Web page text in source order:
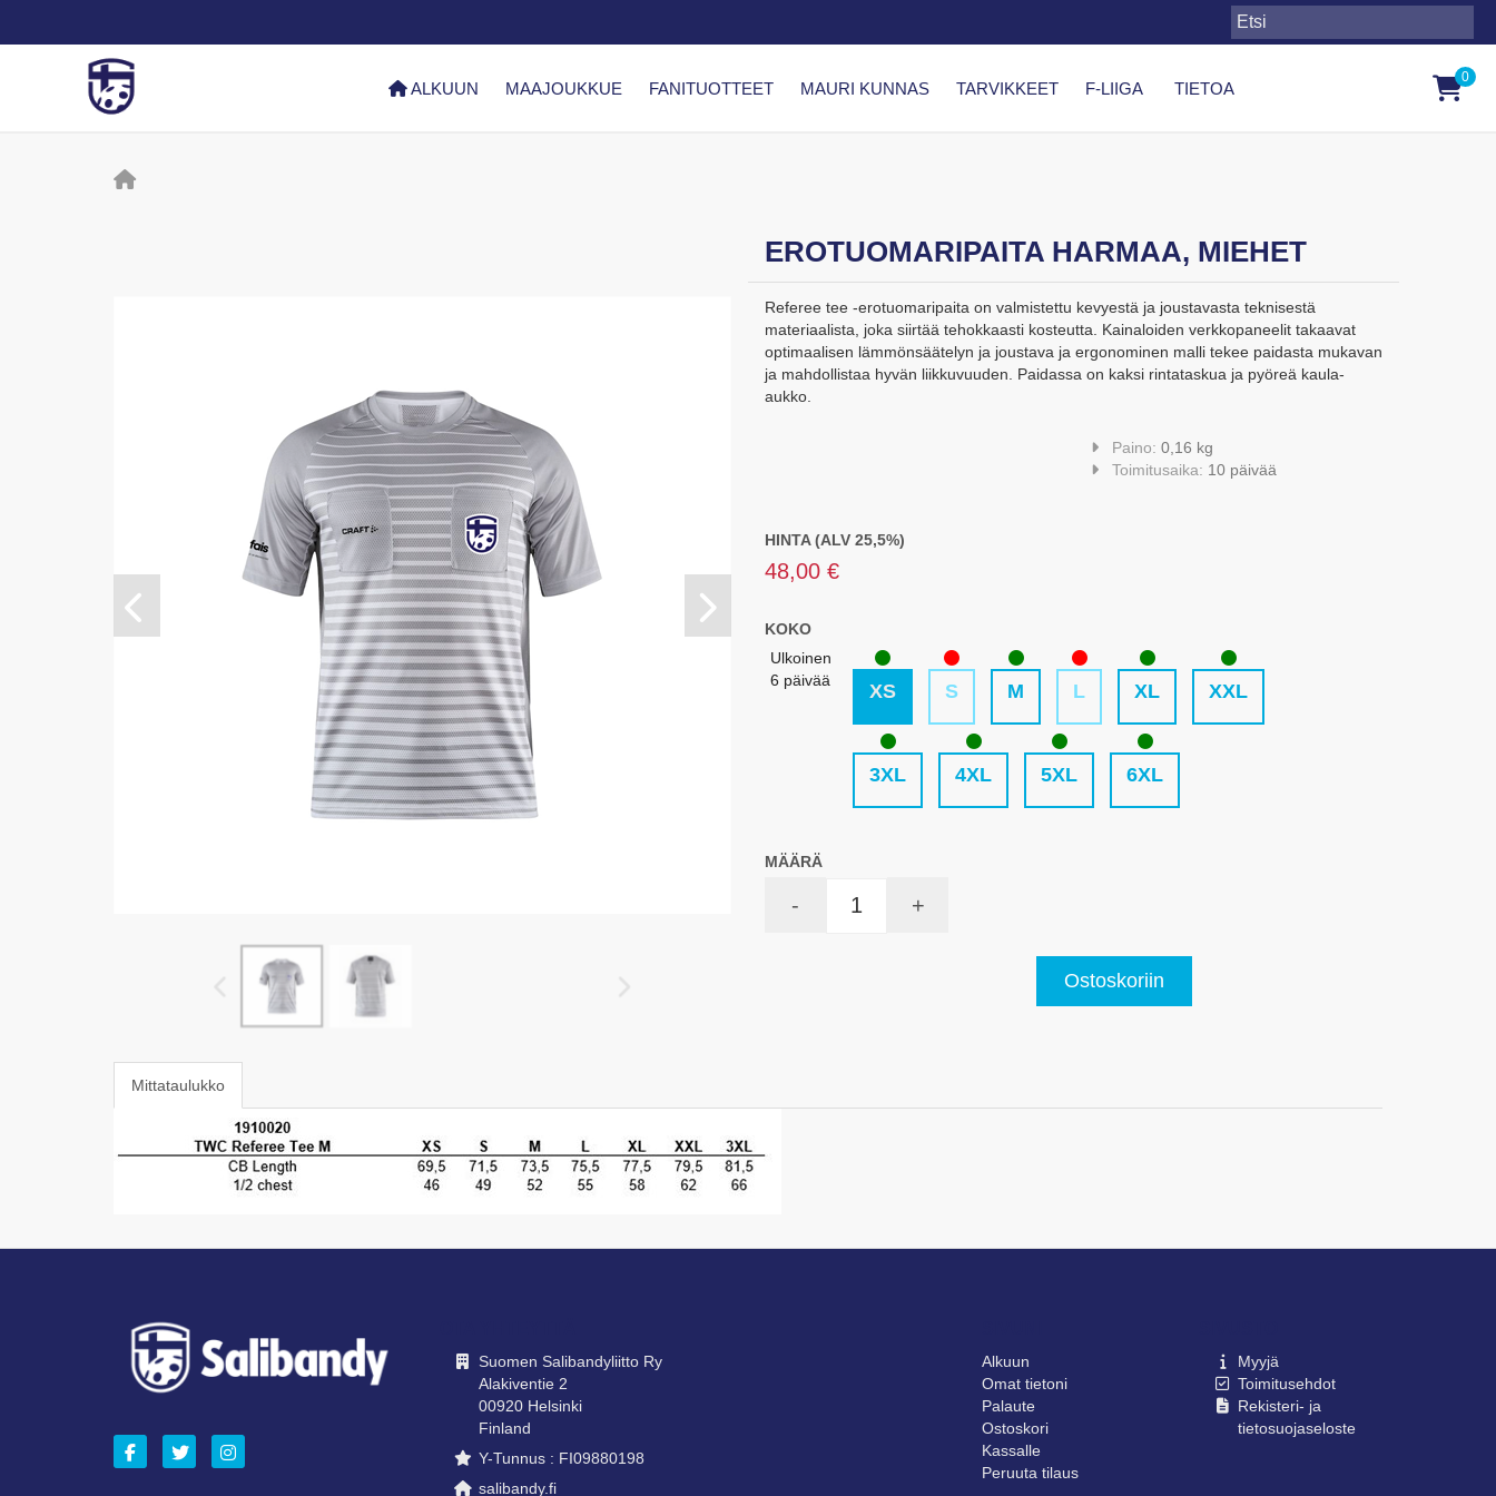
0
ALKUUN MAAJOUKKUE FANITUOTTEET MAURI KUNNAS TARVIKKEET F-LIIGA TIETOA
EROTUOMARIPAITA HARMAA, MIEHET
Referee tee -erotuomaripaita on valmistettu kevyestä ja joustavasta teknisestä
materiaalista, joka siirtää tehokkaasti kosteutta. Kainaloiden verkkopaneelit takaavat
optimaalisen lämmönsäätelyn ja joustava ja ergonominen malli tekee paidasta mukavan
ja mahdollistaa hyvän liikkuvuuden. Paidassa on kaksi rintataskua ja pyöreä kaula-
aukko.
Paino: 0,16 kg
Toimitusaika: 10 päivää
HINTA (ALV 25,5%)
48,00 €
KOKO
Ulkoinen
6 päivää
XS S M L XL XXL
3XL 4XL 5XL 6XL
MÄÄRÄ
- +
Ostoskoriin
Mittataulukko
Suomen Salibandyliitto Ry
Alakiventie 2
00920 Helsinki
Finland
Y-Tunnus : FI09880198
salibandy.fi
Alkuun
Omat tietoni
Palaute
Ostoskori
Kassalle
Peruuta tilaus
Myyjä
Toimitusehdot
Rekisteri- ja
tietosuojaseloste